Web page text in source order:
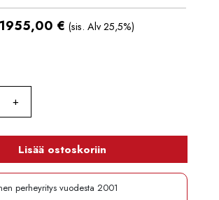
1955,00 € (sis. Alv 25,5%)
Lisää ostoskoriin
perheyritys vuodesta 2001